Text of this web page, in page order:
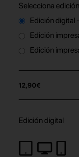
Selecciona
Edición digital
Edición
Edición
12,90€
Edición digital